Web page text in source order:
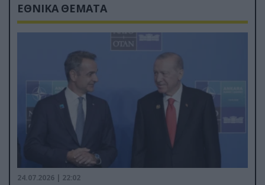
ΕΘΝΙΚΑ ΘΕΜΑΤΑ
24.07.2026 | 22:02